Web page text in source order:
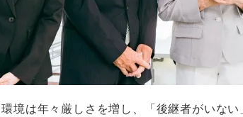
境は年々厳しさを増し、「後継者がいない